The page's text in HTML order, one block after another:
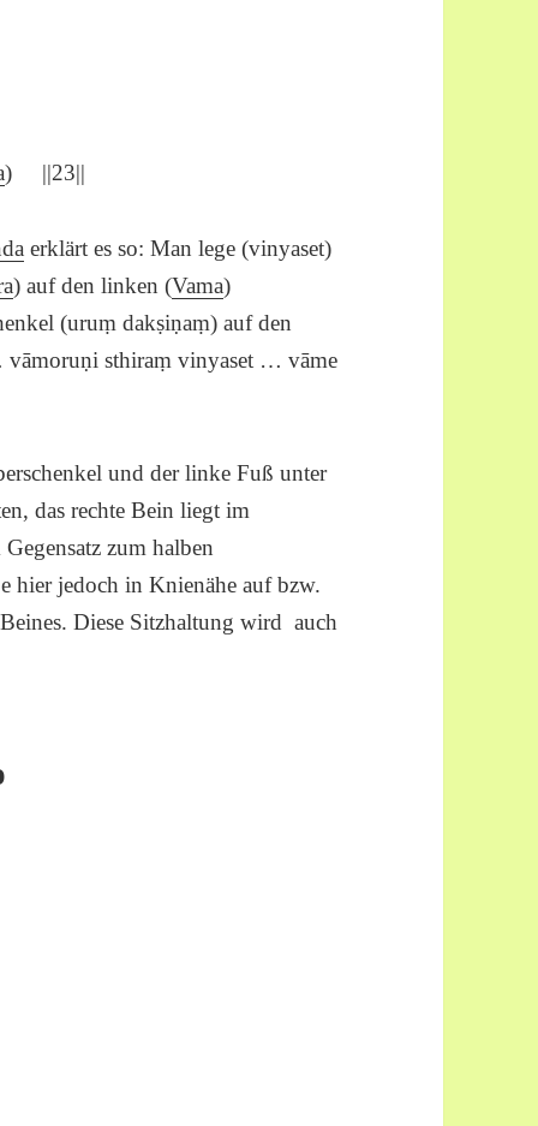
) ||23||
erklärt es so: Man lege (vinyaset)
) auf den linken (Vama)
(uruṃ dakṣiṇaṃ) auf den
vāmoruṇi sthiraṃ vinyaset … vāme
und der linke Fuß unter
das rechte Bein liegt im
zum halben
hier jedoch in Knienähe auf bzw.
Diese Sitzhaltung wird auch